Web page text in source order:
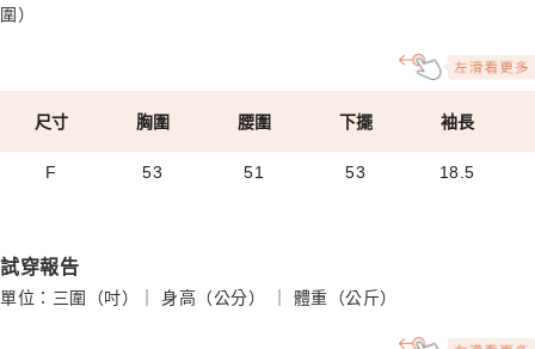
圍）
尺寸 胸圍 腰圍 下擺 袖長
F 53 51 53 18.5
試穿報告
單位：三圍（吋）｜ 身高（公分） ｜ 體重（公斤）